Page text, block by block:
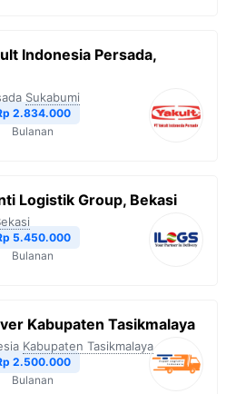
Indonesia Persada,
Sukabumi
2.834.000
Bulanan
Logistik Group, Bekasi
5.450.000
Bulanan
Kabupaten Tasikmalaya
Kabupaten Tasikmalaya
2.500.000
Bulanan